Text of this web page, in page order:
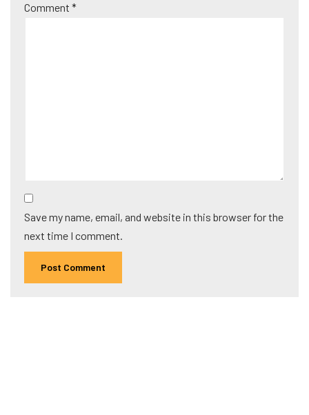
Comment *
Save my name, email, and website in this browser for the
next time I comment.